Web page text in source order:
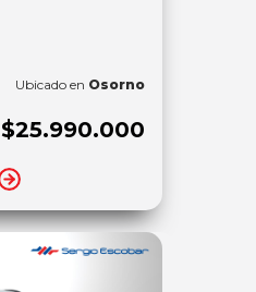
Ubicado en Osorno
$25.990.000